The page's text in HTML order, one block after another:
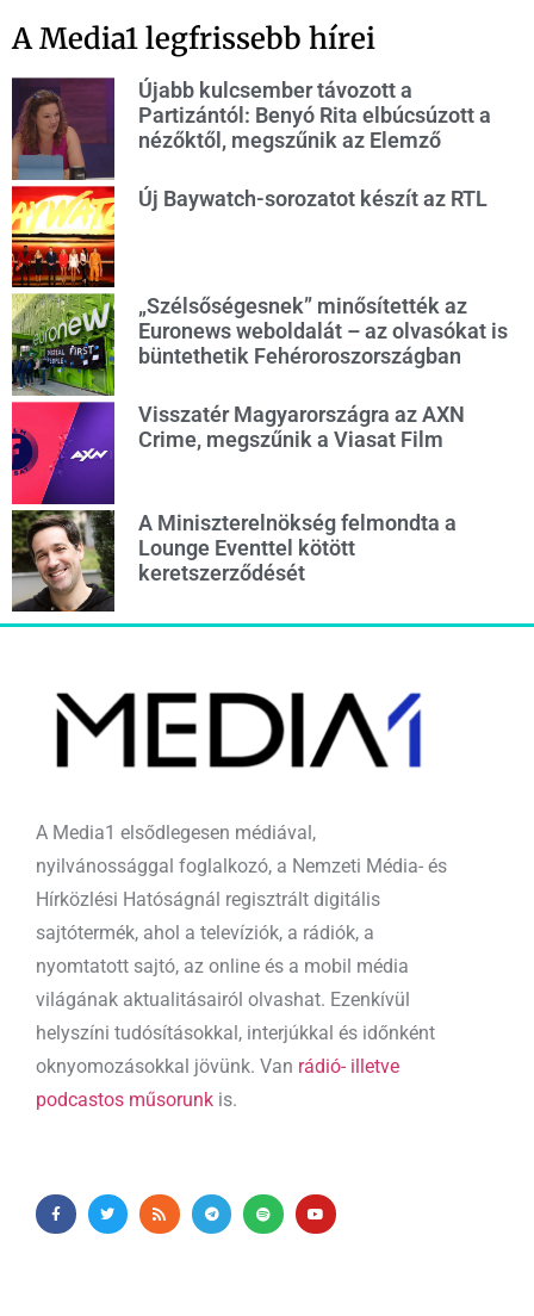
A Media1 legfrissebb hírei
Újabb kulcsember távozott a
Partizántól: Benyó Rita elbúcsúzott a
nézőktől, megszűnik az Elemző
Új Baywatch-sorozatot készít az RTL
„Szélsőségesnek” minősítették az
Euronews weboldalát – az olvasókat is
büntethetik Fehéroroszországban
Visszatér Magyarországra az AXN
Crime, megszűnik a Viasat Film
A Miniszterelnökség felmondta a
Lounge Eventtel kötött
keretszerződését
A Media1 elsődlegesen médiával,
nyilvánossággal foglalkozó, a Nemzeti Média- és
Hírközlési Hatóságnál regisztrált digitális
sajtótermék, ahol a televíziók, a rádiók, a
nyomtatott sajtó, az online és a mobil média
világának aktualitásairól olvashat. Ezenkívül
helyszíni tudósításokkal, interjúkkal és időnként
oknyomozásokkal jövünk. Van rádió- illetve
podcastos műsorunk is.